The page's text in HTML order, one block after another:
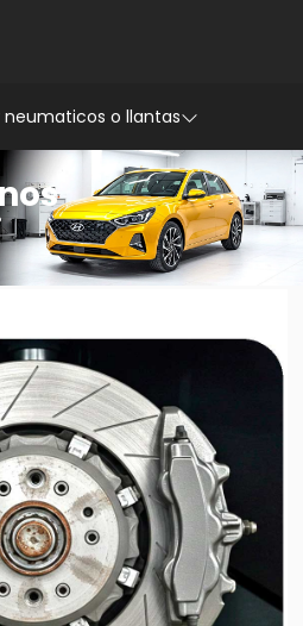
neumaticos o llantas